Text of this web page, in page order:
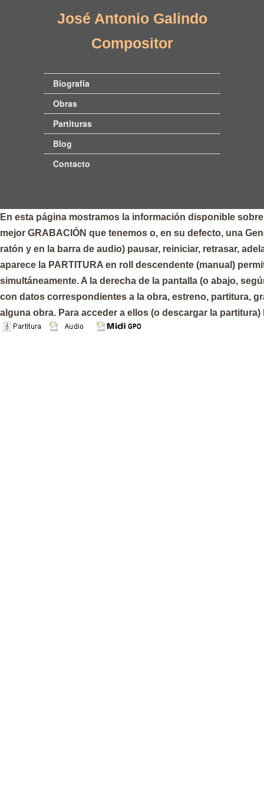
José Antonio Galindo
Compositor
Biografía
Obras
Partituras
Blog
Contacto
En esta página mostramos la información disponible
mejor GRABACIÓN que tenemos o, en su defecto, una
ratón y en la barra de audio) pausar, reiniciar, retrasar,
aparece la PARTITURA en roll descendente (manual)
simultáneamente. A la derecha de la pantalla (o abajo,
con datos correspondientes a la obra, estreno, partitura,
alguna obra. Para acceder a ellos (o descargar la